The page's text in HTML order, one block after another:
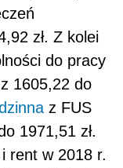
zł. Z kolei
do pracy
1605,22 do
z FUS
1971,51 zł.
rent w 2018 r.